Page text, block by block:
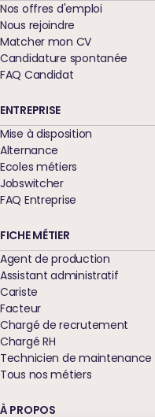
Nos offres d'emploi
Nous rejoindre
Matcher mon CV
Candidature spontanée
FAQ Candidat
ENTREPRISE
Mise à disposition
Alternance
Ecoles métiers
Jobswitcher
FAQ Entreprise
FICHE MÉTIER
Agent de production
Assistant administratif
Cariste
Facteur
Chargé de recrutement
Chargé RH
Technicien de maintenance
Tous nos métiers
À PROPOS